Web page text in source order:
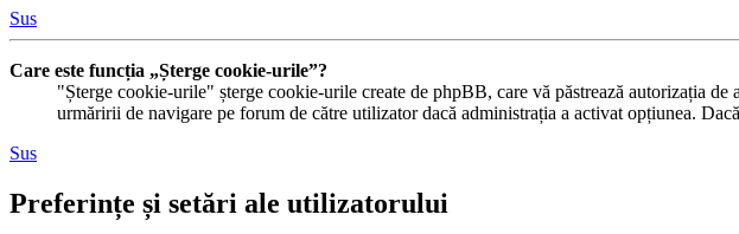
Sus
Care este funcția „Șterge cookie-urile”?
"Șterge cookie-urile" șterge cookie-urile create de phpBB, care vă păstrează autorizația
urmăririi de navigare pe forum de către utilizator dacă administrația a activat opțiunea.
Sus
Preferințe și setări ale utilizatorului